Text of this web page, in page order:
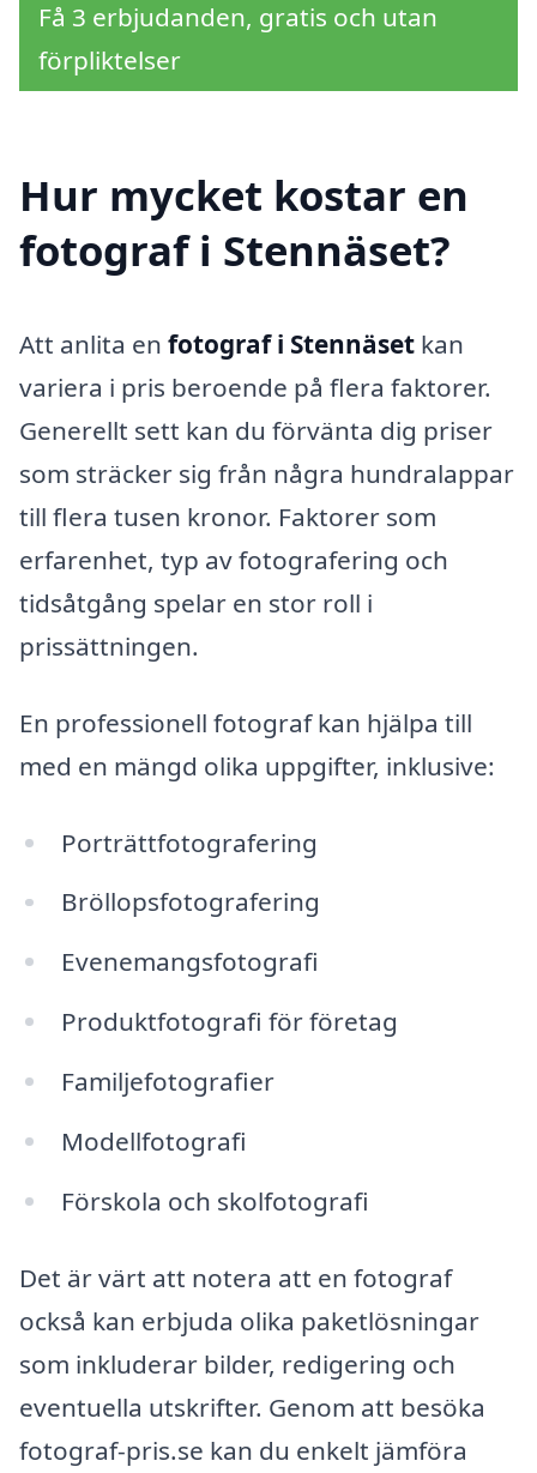
Få 3 erbjudanden, gratis och utan
förpliktelser
Hur mycket kostar en
fotograf i Stennäset?
Att anlita en fotograf i Stennäset kan
variera i pris beroende på flera faktorer.
Generellt sett kan du förvänta dig priser
som sträcker sig från några hundralappar
till flera tusen kronor. Faktorer som
erfarenhet, typ av fotografering och
tidsåtgång spelar en stor roll i
prissättningen.
En professionell fotograf kan hjälpa till
med en mängd olika uppgifter, inklusive:
Porträttfotografering
Bröllopsfotografering
Evenemangsfotografi
Produktfotografi för företag
Familjefotografier
Modellfotografi
Förskola och skolfotografi
Det är värt att notera att en fotograf
också kan erbjuda olika paketlösningar
som inkluderar bilder, redigering och
eventuella utskrifter. Genom att besöka
fotograf-pris.se kan du enkelt jämföra